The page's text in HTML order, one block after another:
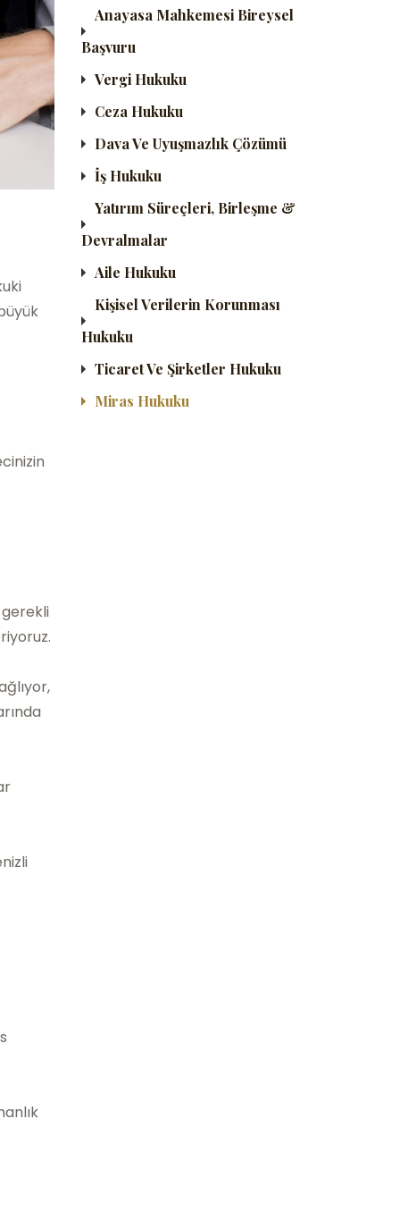
gerekli
Anayasa Mahkemesi Bireysel
Başvuru
Vergi Hukuku
Ceza Hukuku
Dava Ve Uyuşmazlık Çözümü
İş Hukuku
Yatırım Süreçleri, Birleşme &
Devralmalar
Aile Hukuku
Kişisel Verilerin Korunması
Hukuku
Ticaret Ve Şirketler Hukuku
Miras Hukuku